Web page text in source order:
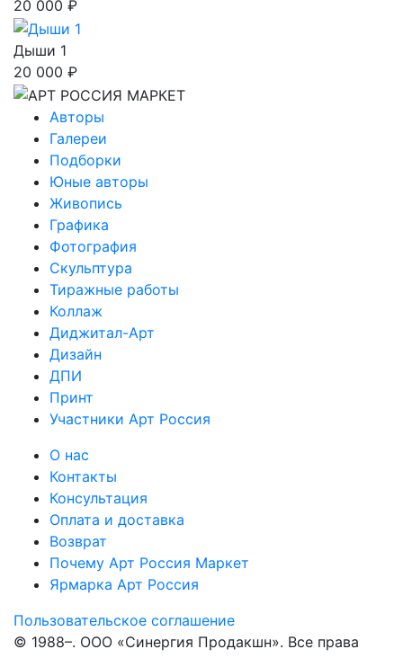
20 000 ₽
Дыши 1
20 000 ₽
Авторы
Галереи
Подборки
Юные авторы
Живопись
Графика
Фотография
Скульптура
Тиражные работы
Коллаж
Диджитал-Арт
Дизайн
ДПИ
Принт
Участники Арт Россия
О нас
Контакты
Консультация
Оплата и доставка
Возврат
Почему Арт Россия Маркет
Ярмарка Арт Россия
Пользовательское соглашение
© 1988–. ООО «Синергия Продакшн». Все права